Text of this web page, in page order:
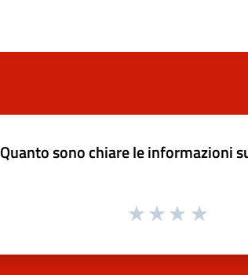
Quanto sono chiare le informazioni